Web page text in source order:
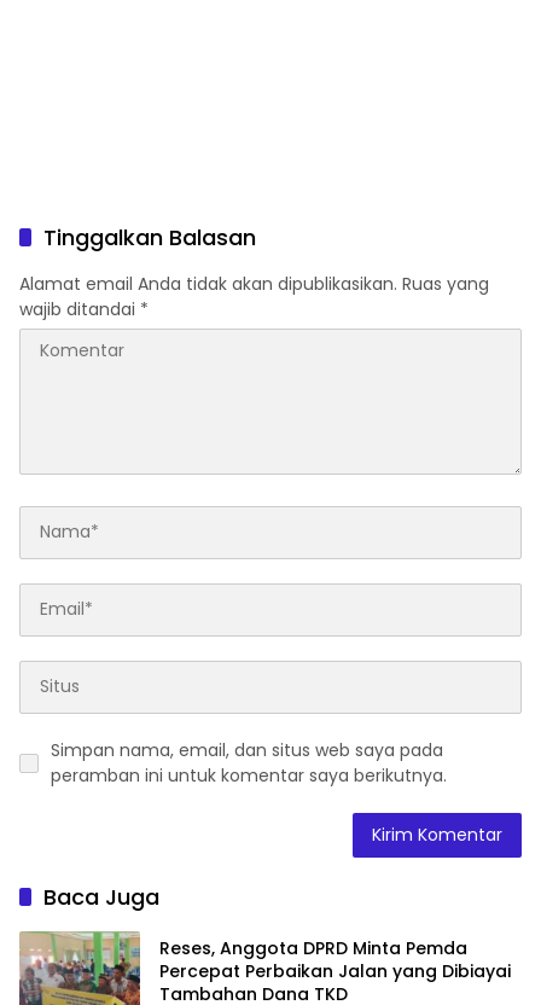
Tinggalkan Balasan
Alamat email Anda tidak akan dipublikasikan. Ruas yang
wajib ditandai *
Simpan nama, email, dan situs web saya pada
peramban ini untuk komentar saya berikutnya.
Baca Juga
Reses, Anggota DPRD Minta Pemda
Percepat Perbaikan Jalan yang Dibiayai
Tambahan Dana TKD